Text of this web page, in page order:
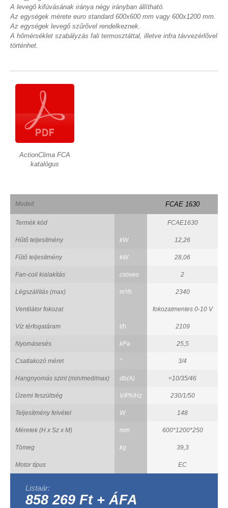
A levegő kifúvásának iránya négy irányban állítható.
Az egységek mérete euro standard 600x600 mm vagy 600x1200 mm.
Az egységek levegő szűrővel rendelkeznek.
A hőmérséklet szabályzás fali termosztáttal, illetve infra távvezérlővel
történhet.
ActionClima FCA
katalógus
Modell FCAE 1630
Termék kód FCAE1630
Hűtő teljesítmény kW 12,26
Fűtő teljesítmény kW 28,06
Fan-coil kialakítás csöves 2
Légszállítás (max) m³/h 2340
Ventilátor fokozat fokozatmentes 0-10 V
Víz térfogatáram l/h 2109
Nyomásesés kPa 25,5
Csatlakozó méret " 3/4
Hangnyomás szint (min/med/max) db(A) <10/35/46
Üzemi feszültség V/Ph/Hz 230/1/50
Teljesítmény felvétel W 148
Méretek (H x Sz x M) mm 600*1200*250
Tömeg kg 39,3
Motor típus EC
Listaár:
858 269 Ft + ÁFA